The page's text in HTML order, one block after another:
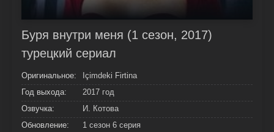
Буря внутри меня (1 сезон, 2017)
турецкий сериал
Оригинальное:
Içimdeki Firtina
Год выхода:
2017 год
Озвучка:
И. Котова
Обновление:
1 сезон 6 серия